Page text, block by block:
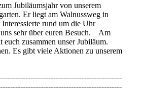
Jubiläumsjahr von unserem
Er liegt am Walnussweg in
rund um die Uhr
sehr über euren Besuch. Am
zusammen unser Jubiläum.
Es gibt viele Aktionen zu unserem